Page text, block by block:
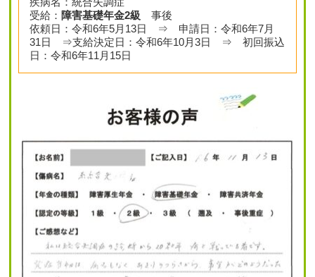
受給： 障害基礎年金2級 事後
依頼日：令和6年5月13日 ⇒ 申請日：令和6年7月
31日 ⇒支給決定日：令和6年10月3日 ⇒ 初回振込
日：令和6年11月15日